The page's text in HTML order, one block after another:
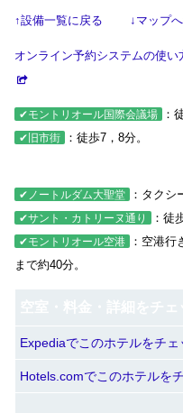
↑設備一覧に戻る ↓マップ
オンライン予約システムの使い
✔モントリオール国際会議場 ：
✔旧市街 ：徒歩7，8分。
✔ノートルダム大聖堂 ：タクシ
✔サント・カトリーヌ通り ：徒
✔モントリオール空港
：空港
まで約40分。
Expediaでこのホテルをチェ
Hotels.comでこのホテルを